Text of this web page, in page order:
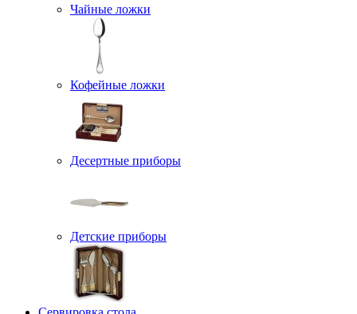
Чайные ложки
Кофейные ложки
Десертные приборы
Детские приборы